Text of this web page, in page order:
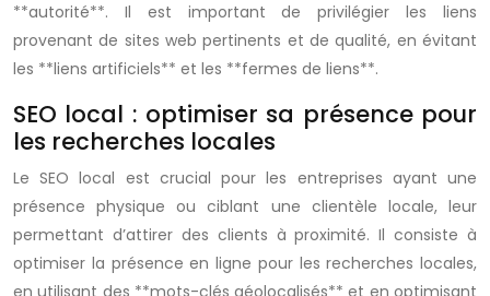
**autorité**. Il est important de privilégier les liens
provenant de sites web pertinents et de qualité, en évitant
les **liens artificiels** et les **fermes de liens**.
SEO local : optimiser sa présence pour
les recherches locales
Le SEO local est crucial pour les entreprises ayant une
présence physique ou ciblant une clientèle locale, leur
permettant d’attirer des clients à proximité. Il consiste à
optimiser la présence en ligne pour les recherches locales,
en utilisant des **mots-clés géolocalisés** et en optimisant